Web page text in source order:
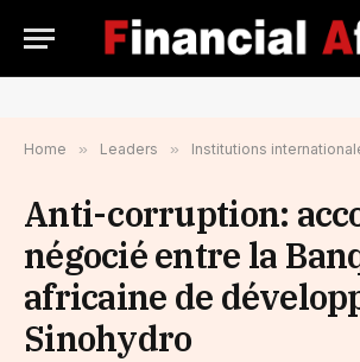
Home » Leaders » Institutions
Anti-corruption:
négocié entre la
africaine de
Sinohydro